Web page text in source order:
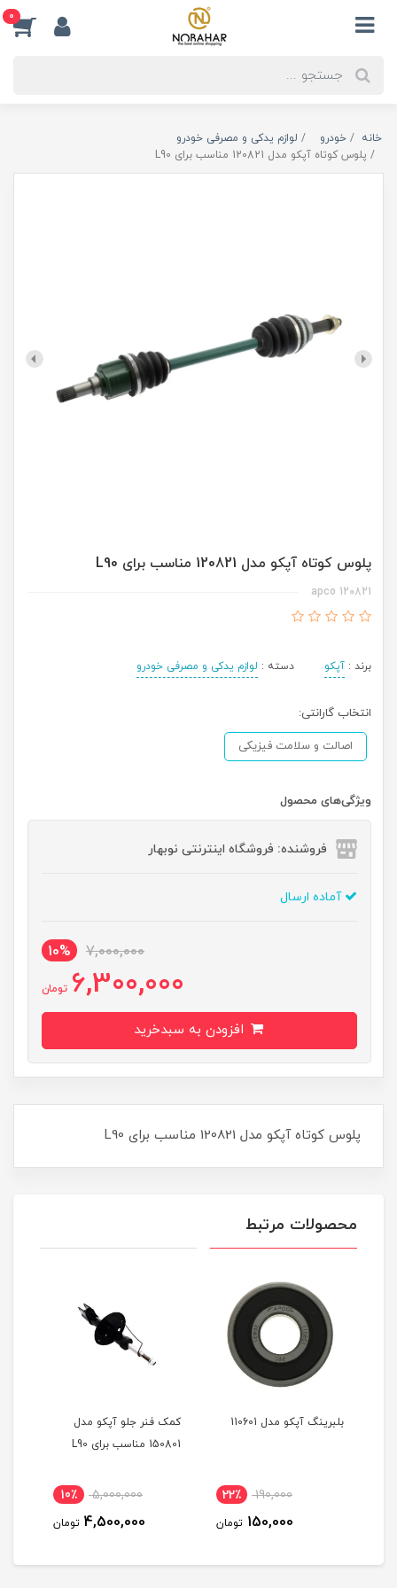
0
خانه خودرو
لوازم یدکی و مصرفی خودرو
پلوس کوتاه آپکو مدل 120821 مناسب برای L90
پلوس کوتاه آپکو مدل 120821 مناسب برای L90
120821 apco
برند : آپکو دسته : لوازم یدکی و مصرفی خودرو
انتخاب گارانتی:
اصالت و سلامت فیزیکی
ویژگی‌های محصول
فروشنده: فروشگاه اینترنتی نوبهار
آماده ارسال
7,000,000
10%
6,300,000 تومان
پلوس کوتاه آپکو مدل 120821 مناسب برای L90
محصولات مرتبط
بلبرینگ آپکو مدل 110601
190,000 22٪
150,000 تومان
کمک فنر جلو آپکو مدل
150801 مناسب برای L90
5,000,000 10٪
4,500,000 تومان